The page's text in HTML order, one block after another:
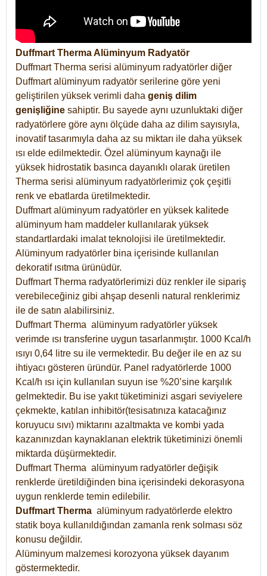
Duffmart Therma Alüminyum Radyatör
Duffmart Therma serisi alüminyum radyatörler diğer
Duffmart alüminyum radyatör serilerine göre yeni
geliştirilen yüksek verimli daha geniş dilim
genişliğine sahiptir. Bu sayede aynı uzunluktaki diğer
radyatörlere göre aynı ölçüde daha az dilim sayısıyla,
inovatif tasarımıyla daha az su miktarı ile daha yüksek
ısı elde edilmektedir. Özel alüminyum kaynağı ile
yüksek hidrostatik basınca dayanıklı olarak üretilen
Therma serisi alüminyum radyatörlerimiz çok çeşitli
renk ve ebatlarda üretilmektedir.
Duffmart alüminyum radyatörler en yüksek kalitede
alüminyum ham maddeler kullanılarak yüksek
standartlardaki imalat teknolojisi ile üretilmektedir.
Alüminyum radyatörler bina içerisinde kullanılan
dekoratif ısıtma ürünüdür.
Duffmart Therma radyatörlerimizi düz renkler ile sipariş
verebileceğiniz gibi ahşap desenli natural renklerimiz
ile de satın alabilirsiniz.
Duffmart Therma alüminyum radyatörler yüksek
verimde ısı transferine uygun tasarlanmıştır. 1000 Kcal/h
ısıyı 0,64 litre su ile vermektedir. Bu değer ile en az su
ihtiyacı gösteren üründür. Panel radyatörlerde 1000
Kcal/h ısı için kullanılan suyun ise %20’sine karşılık
gelmektedir. Bu ise yakıt tüketiminizi asgari seviyelere
çekmekte, katılan inhibitör(tesisatınıza katacağınız
koruyucu sıvı) miktarını azaltmakta ve kombi yada
kazanınızdan kaynaklanan elektrik tüketiminizi önemli
miktarda düşürmektedir.
Duffmart Therma alüminyum radyatörler değişik
renklerde üretildiğinden bina içerisindeki dekorasyona
uygun renklerde temin edilebilir.
Duffmart Therma alüminyum radyatörlerde elektro
statik boya kullanıldığından zamanla renk solması söz
konusu değildir.
Alüminyum malzemesi korozyona yüksek dayanım
göstermektedir.